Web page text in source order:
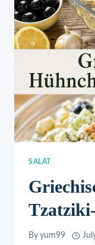
SALAT
By yum99